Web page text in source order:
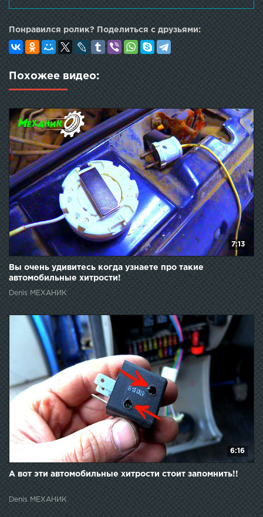
Понравился ролик? Поделиться с друзьями:
Похожее видео:
7:13
Вы очень удивитесь когда узнаете про такие
автомобильные хитрости!
Denis МЕХАНИК
6:16
А вот эти автомобильные хитрости стоит запомнить!!
Denis МЕХАНИК